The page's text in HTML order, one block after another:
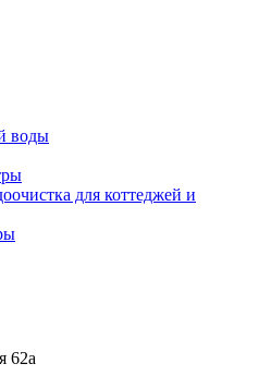
воды
для коттеджей и
62а